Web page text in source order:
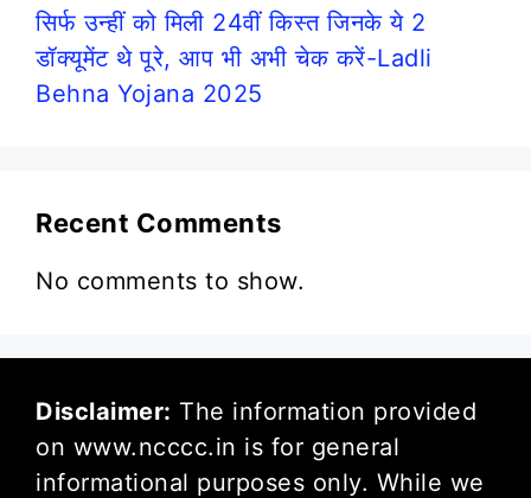
सिर्फ उन्हीं को मिली 24वीं किस्त जिनके ये 2
डॉक्यूमेंट थे पूरे, आप भी अभी चेक करें-Ladli
Behna Yojana 2025
Recent Comments
No comments to show.
Disclaimer: The information provided
on www.ncccc.in is for general
informational purposes only. While we